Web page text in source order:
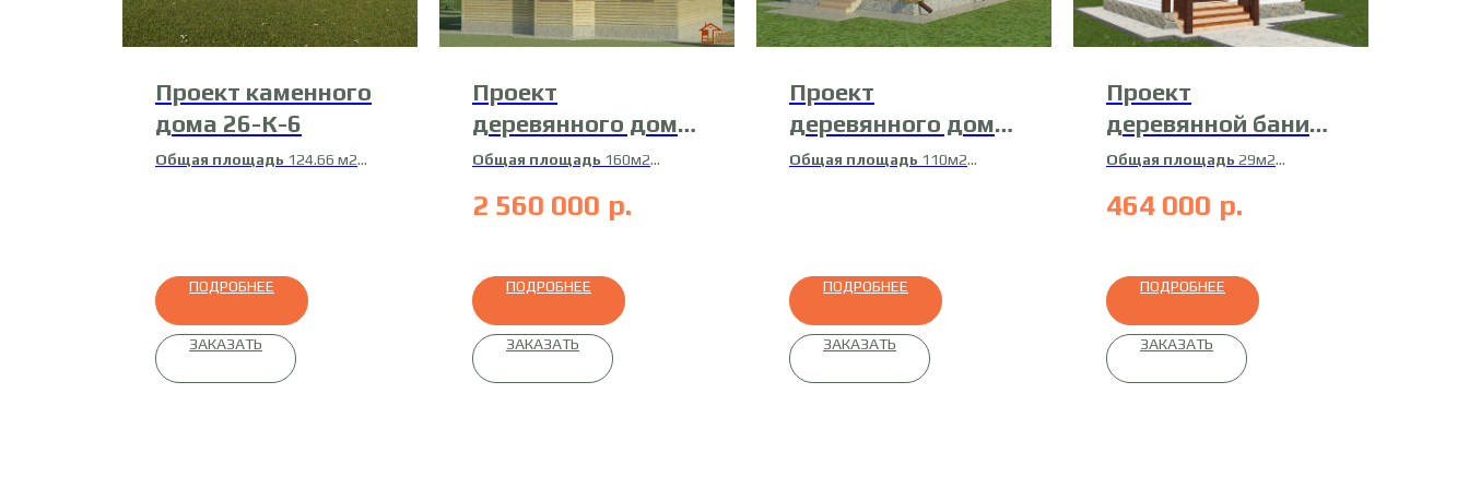
Проект каменного
дома 26-К-6
Общая площадь 124.66 м2
ПОДРОБНЕЕ
ЗАКАЗАТЬ
Проект
деревянного дома
Д-13
Общая площадь 160м2
Материалбрус
2 560 000 р.
ПОДРОБНЕЕ
ЗАКАЗАТЬ
Проект
деревянного дома
15-Д-5
Общая площадь 110м2
ПОДРОБНЕЕ
ЗАКАЗАТЬ
Проект
деревянной бани
19-Б-2
Общая площадь 29м2
брус
464 000 р.
ПОДРОБНЕЕ
ЗАКАЗАТЬ